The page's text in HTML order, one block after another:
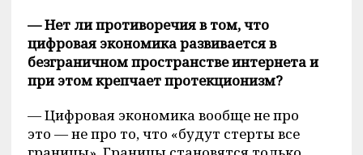
— Нет ли противоречия в том, что
цифровая экономика развивается в
безграничном пространстве интернета и
при этом крепчает протекционизм?
— Цифровая экономика вообще не про
это — не про то, что «будут стерты все